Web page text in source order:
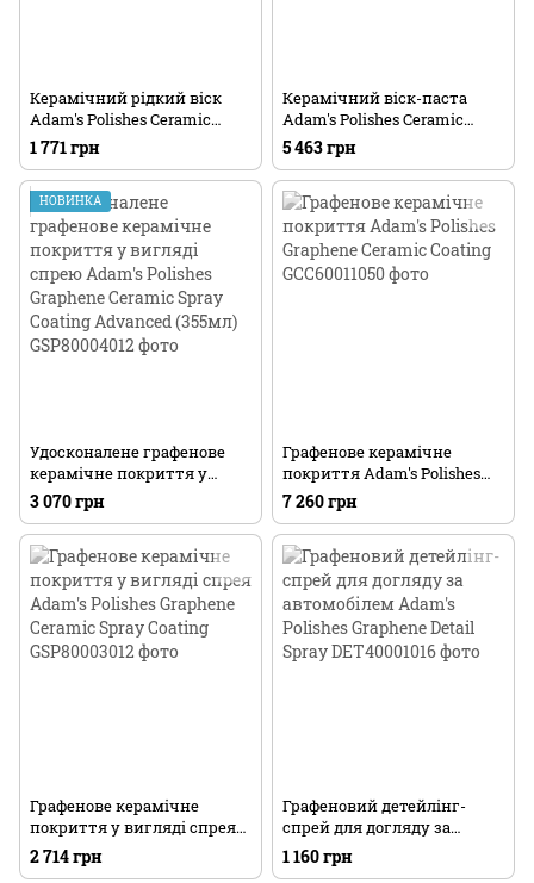
Керамічний рідкий віск
Adam's Polishes Ceramic
Liquid Wax
1 771 грн
Керамічний віск-паста
Adam's Polishes Ceramic
Coating Wax
5 463 грн
НОВИНКА
Удосконалене графенове
керамічне покриття у
вигляді спрею Adam's
Polishes Graphene Ceramic
Spray Coating Advanced
(355мл)
3 070 грн
Графенове керамічне
покриття Adam's Polishes
Graphene Ceramic Coating
7 260 грн
Графенове керамічне
покриття у вигляді спрея
Adam's Polishes Graphene
Ceramic Spray Coating
2 714 грн
Графеновий детейлінг-
спрей для догляду за
автомобілем Adam's Polishes
Graphene Detail Spray
1 160 грн